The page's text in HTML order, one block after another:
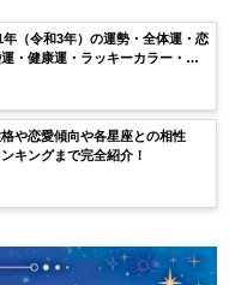
（令和3年）の運勢・全体運・恋
・健康運・ラッキーカラー・ラ
や恋愛傾向や各星座との相性
キングまで完全紹介！